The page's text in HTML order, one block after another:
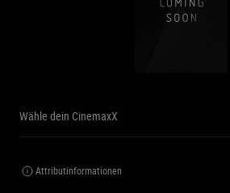
Wähle dein CinemaxX
Attributinformationen